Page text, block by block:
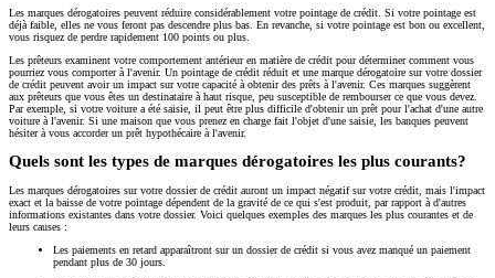
Les marques dérogatoires peuvent réduire considérablement votre pointage de crédit. Si votre pointage est
déjà faible, elles ne vous feront pas descendre plus bas. En revanche, si votre pointage est bon ou excellent,
vous risquez de perdre rapidement 100 points ou plus.
Les prêteurs examinent votre comportement antérieur en matière de crédit pour déterminer comment vous
pourriez vous comporter à l'avenir. Un pointage de crédit réduit et une marque dérogatoire sur votre dossier
de crédit peuvent avoir un impact sur votre capacité à obtenir des prêts à l'avenir. Ces marques suggèrent
aux prêteurs que vous êtes un destinataire à haut risque, peu susceptible de rembourser ce que vous devez.
Par exemple, si votre voiture a été saisie, il peut être plus difficile d'obtenir un prêt pour l'achat d'une autre
voiture à l'avenir. Si une maison que vous prenez en charge fait l'objet d'une saisie, les banques peuvent
hésiter à vous accorder un prêt hypothécaire à l'avenir.
Quels sont les types de marques dérogatoires les plus courants?
Les marques dérogatoires sur votre dossier de crédit auront un impact négatif sur votre crédit, mais l'impact
exact et la baisse de votre pointage dépendent de la gravité de ce qui s'est produit, par rapport à d'autres
informations existantes dans votre dossier. Voici quelques exemples des marques les plus courantes et de
leurs causes :
Les paiements en retard apparaîtront sur un dossier de crédit si vous avez manqué un paiement
pendant plus de 30 jours.